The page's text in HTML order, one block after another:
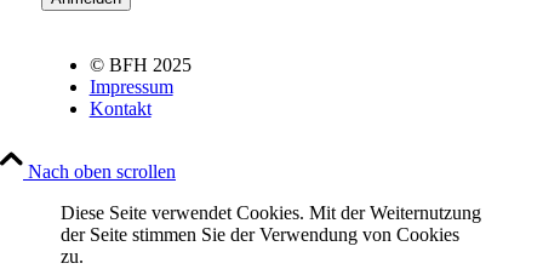
© BFH 2025
Impressum
Kontakt
Nach oben scrollen
Diese Seite verwendet Cookies. Mit der Weiternutzung
der Seite stimmen Sie der Verwendung von Cookies
zu.